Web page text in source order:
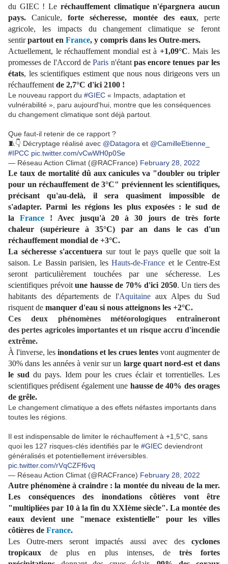
du GIEC ! Le réchauffement climatique n'épargnera aucun
pays. Canicule,forte sécheresse, montée des eaux, perte
agricole, les impacts du changement climatique se feront
sentirpartout en France, y compris dans les Outre-mers.
Actuellement, le réchauffement mondial est à +1,09°C. Mais les
promesses de l'Accord deParis n'étant pas encore tenues par les
états, les scientifiques estiment que nous nous dirigeons vers un
réchauffement de 2,7°C d'ici 2100 !
Le nouveau rapport du #GIEC « Impacts, adaptation et
vulnérabilité », paru aujourd'hui, montre que les conséquences
du changement climatique sont déjà partout.
Que faut-il retenir de ce rapport ?
🧵👇 Décryptage réalisé avec @Datagora et @CamilleEtienne_
#IPCC pic.twitter.com/vCwWH0p0Se
— Réseau Action Climat (@RACFrance) February 28, 2022
Le taux de mortalité dû aux canicules va "doubler ou tripler
pour un réchauffement de 3°C" préviennent les scientifiques,
précisant qu'au-delà, il sera quasiment impossible de
s'adapter. Parmi les régions les plus exposées : le sud de
la France ! Avec jusqu'à 20 à 30 jours de très forte
chaleur (supérieure à 35°C) par an dans le cas d'un
réchauffement mondial de +3°C.
La sécheresse s'accentuera sur tout le pays quelle que soit la
saison. Le Bassin parisien, lesHauts-de-France et le Centre-Est
seront particulièrement touchées par une sécheresse. Les
scientifiques prévoitune hausse de 70% d'ici 2050. Un tiers des
habitants des départements de l'Aquitaine aux Alpes du Sud
risquent de manquer d'eau si nous atteignons les +2°C.
Ces deux phénomènes météorologiques entraîneront
des pertes agricoles importantes et un risque accru d'incendie
extrême.
À l'inverse, les inondations et les crues lentes vont augmenter de
30% dans les années à venir sur un large quart nord-est et dans
le sud du pays. Idem pour les crues éclair et torrentielles. Les
scientifiques prédisent également une hausse de 40% des orages
de grêle.
Le changement climatique a des effets néfastes importants dans
toutes les régions.
Il est indispensable de limiter le réchauffement à +1,5°C, sans
quoi les 127 risques-clés identifiés par le #GIEC deviendront
généralisés et potentiellement irréversibles.
pic.twitter.com/rVqCZFf6vq
— Réseau Action Climat (@RACFrance) February 28, 2022
Autre phénomène à craindre : la montée du niveau de la mer.
Les conséquences des inondations côtières vont être
"multipliées par 10 à la fin du XXIème siècle". La montée des
eaux devient une "menace existentielle" pour les villes
côtières de France.
Les Outre-mers seront impactés aussi avec des cyclones
tropicaux de plus en plus intenses, de très fortes